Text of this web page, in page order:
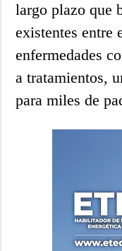
largo plazo que
existentes entre
enfermedades
a tratamientos,
para miles de